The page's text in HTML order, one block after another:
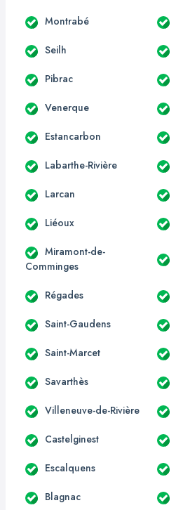
Montrabé
Seilh
Pibrac
Venerque
Estancarbon
Labarthe-Rivière
Larcan
Liéoux
Miramont-de-
Comminges
Régades
Saint-Gaudens
Saint-Marcet
Savarthès
Villeneuve-de-Rivière
Castelginest
Escalquens
Blagnac